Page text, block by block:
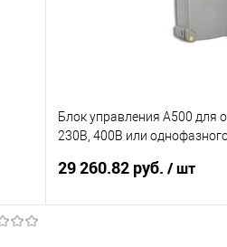
Блок управления A500 для
230В, 400В или
29 260.82 руб. / шт